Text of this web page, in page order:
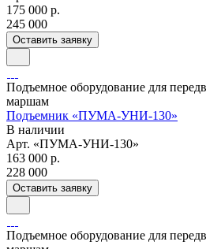
175 000 р.
245 000
Оставить заявку
Подъемное оборудование для
маршам
Подъемник «ПУМА-УНИ-130»
В наличии
Арт. «ПУМА-УНИ-130»
163 000 р.
228 000
Оставить заявку
Подъемное оборудование для